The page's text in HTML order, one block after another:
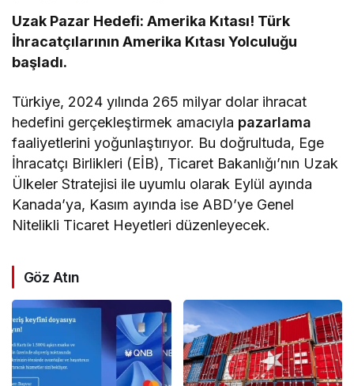
Uzak Pazar Hedefi: Amerika Kıtası! Türk
İhracatçılarının Amerika Kıtası Yolculuğu
başladı.
Türkiye, 2024 yılında 265 milyar dolar ihracat
hedefini gerçekleştirmek amacıyla pazarlama
faaliyetlerini yoğunlaştırıyor. Bu doğrultuda, Ege
İhracatçı Birlikleri (EİB), Ticaret Bakanlığı’nın Uzak
Ülkeler Stratejisi ile uyumlu olarak Eylül ayında
Kanada’ya, Kasım ayında ise ABD’ye Genel
Nitelikli Ticaret Heyetleri düzenleyecek.
Göz Atın